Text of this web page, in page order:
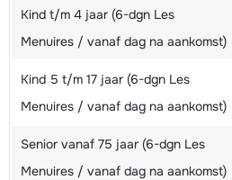
Kind t/m 4 jaar (6-dgn Les
Menuires / vanaf dag na aankomst)
Kind 5 t/m 17 jaar (6-dgn Les
Menuires / vanaf dag na aankomst)
Senior vanaf 75 jaar (6-dgn Les
Menuires / vanaf dag na aankomst)